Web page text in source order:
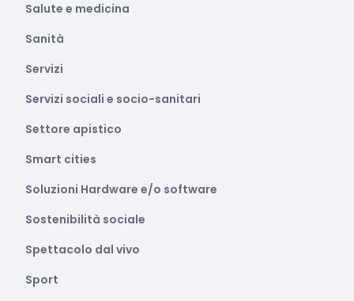
Salute e medicina
Sanità
Servizi
Servizi sociali e socio-sanitari
Settore apistico
Smart cities
Soluzioni Hardware e/o software
Sostenibilità sociale
Spettacolo dal vivo
Sport